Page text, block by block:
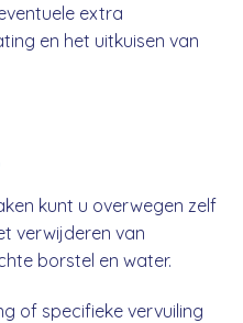
extra
en het uitkuisen van
kunt u overwegen zelf
verwijderen van
borstel en water.
of specifieke vervuiling